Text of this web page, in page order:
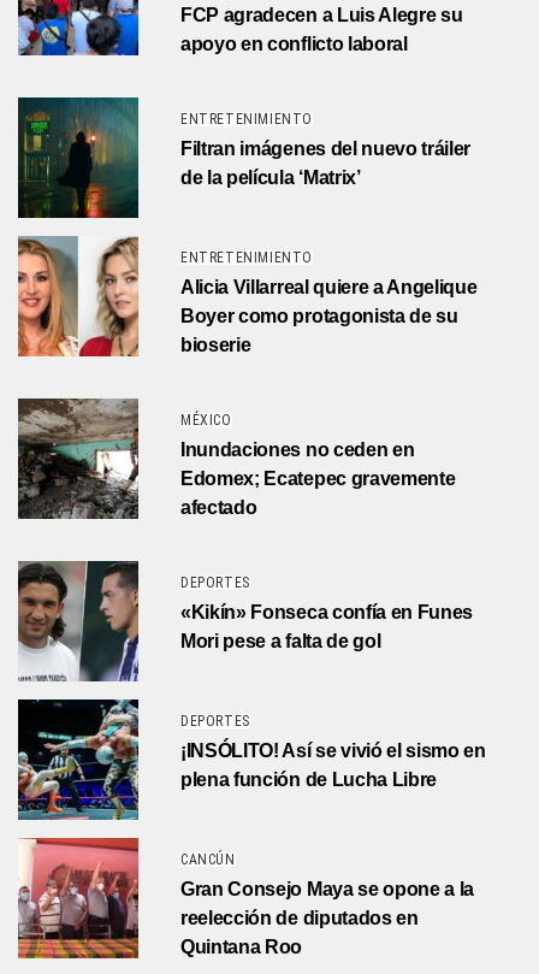
FCP agradecen a Luis Alegre su
apoyo en conflicto laboral
ENTRETENIMIENTO
Filtran imágenes del nuevo tráiler
de la película ‘Matrix’
ENTRETENIMIENTO
Alicia Villarreal quiere a Angelique
Boyer como protagonista de su
bioserie
MÉXICO
Inundaciones no ceden en
Edomex; Ecatepec gravemente
afectado
DEPORTES
«Kikín» Fonseca confía en Funes
Mori pese a falta de gol
DEPORTES
¡INSÓLITO! Así se vivió el sismo en
plena función de Lucha Libre
CANCÚN
Gran Consejo Maya se opone a la
reelección de diputados en
Quintana Roo